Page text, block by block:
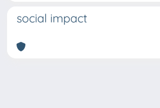
social impact